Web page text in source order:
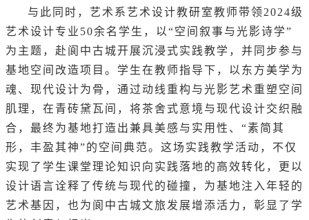
与此同时，艺术系艺术设计教研室教师带领2024级
艺术设计专业50余名学生，以“空间叙事与光影诗学”
为主题，赴阆中古城开展沉浸式实践教学，并同步参与
基地空间改造项目。学生在教师指导下，以东方美学为
魂、现代设计为骨，通过动线重构与光影艺术重塑空间
肌理，在青砖黛瓦间，将茶舍式意境与现代设计交织融
合，最终为基地打造出兼具美感与实用性、“素简其
形，丰盈其神”的空间典范。这场实践教学活动，不仅
实现了学生课堂理论知识向实践落地的高效转化，更以
设计语言诠释了传统与现代的碰撞，为基地注入年轻的
艺术基因，也为阆中古城文旅发展增添活力，彰显了学